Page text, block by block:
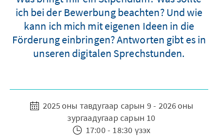
ich bei der Bewerbung beachten? Und wie
kann ich mich mit eigenen Ideen in die
Förderung einbringen? Antworten gibt es in
unseren digitalen Sprechstunden.
2025 оны тавдугаар сарын 9 - 2026 оны
зургаадугаар сарын 10
17:00 - 18:30 үзэх